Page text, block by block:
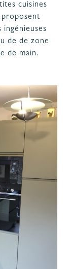
cuisines
ingénieuses
de de zone
de main.